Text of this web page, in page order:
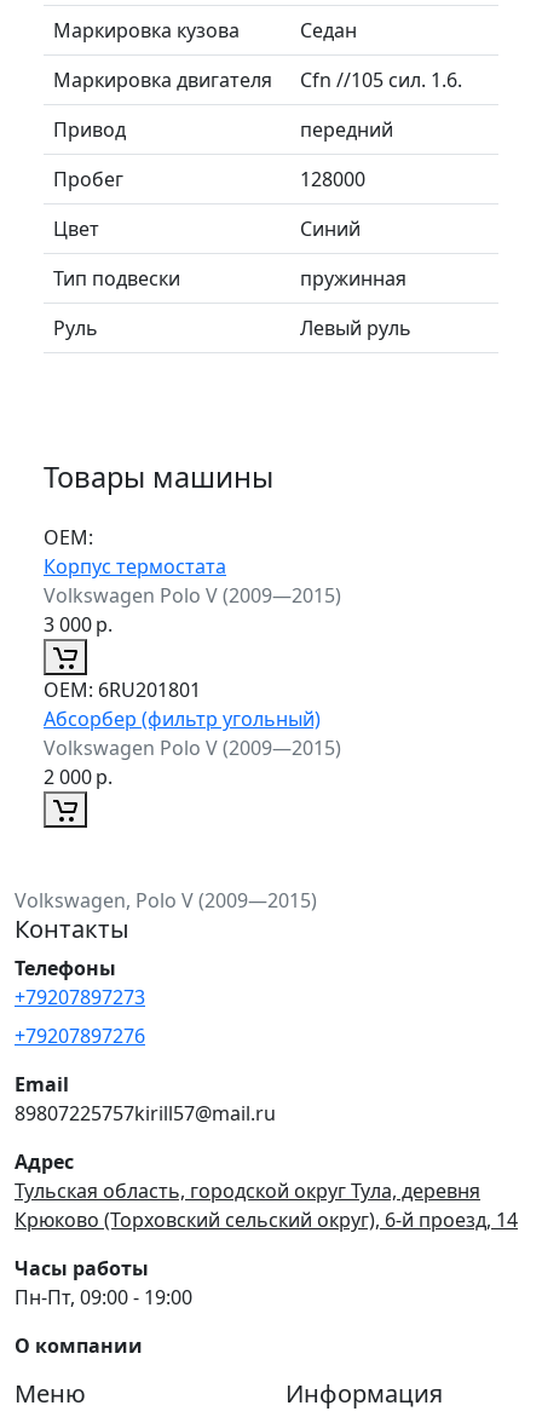
Маркировка кузова
Седан
Маркировка двигателя
Cfn //105 сил. 1.6.
Привод
передний
Пробег
128000
Цвет
Синий
Тип подвески
пружинная
Руль
Левый руль
Товары машины
ОЕМ:
Корпус термостата
Volkswagen Polo V (2009—2015)
3 000р.
ОЕМ: 6RU201801
Абсорбер (фильтр угольный)
Volkswagen Polo V (2009—2015)
2 000р.
Volkswagen, Polo V (2009—2015)
Контакты
Телефоны
+79207897273
+79207897276
Email
89807225757kirill57@mail.ru
Адрес
Тульская область, городской округ Тула, деревня
Крюково (Торховский сельский округ), 6-й проезд, 14
Часы работы
Пн-Пт, 09:00 - 19:00
О компании
Меню Информация